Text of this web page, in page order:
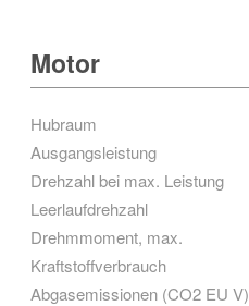
Motor
Hubraum
Ausgangsleistung
Drehzahl bei max. Leistung
Leerlaufdrehzahl
Drehmmoment, max.
Kraftstoffverbrauch
Abgasemissionen (CO2 EU V)